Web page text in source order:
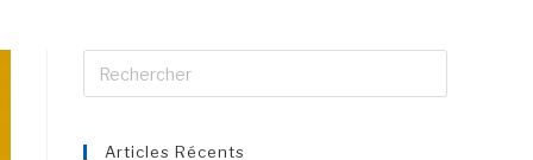
Articles Récents